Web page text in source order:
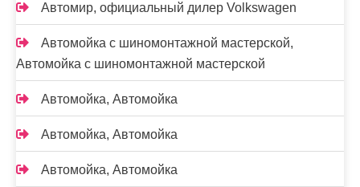
Автомир, официальный дилер Volkswagen
Автомойка с шиномонтажной мастерской,
Автомойка с шиномонтажной мастерской
Автомойка, Автомойка
Автомойка, Автомойка
Автомойка, Автомойка